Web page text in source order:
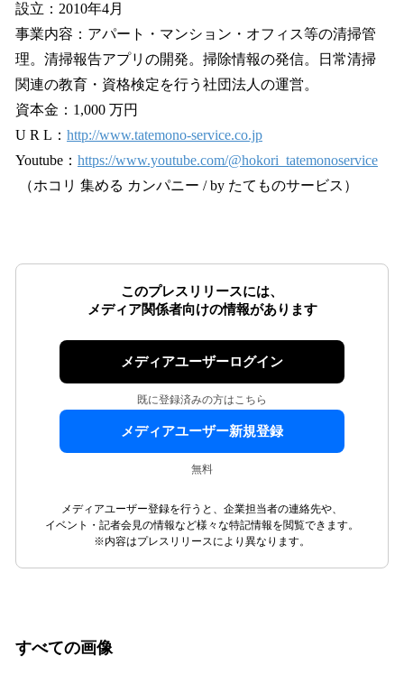
設立：2010年4月
事業内容：アパート・マンション・オフィス等の清掃管
理。清掃報告アプリの開発。掃除情報の発信。日常清掃
関連の教育・資格検定を行う社団法人の運営。
資本金：1,000 万円
U R L： http://www.tatemono-service.co.jp
Youtube： https://www.youtube.com/@hokori_tatemonoservice
（ホコリ 集める カンパニー / by たてものサービス）
このプレスリリースには、
メディア関係者向けの情報があります
メディアユーザーログイン
既に登録済みの方はこちら
メディアユーザー新規登録
無料
メディアユーザー登録を行うと、企業担当者の連絡先や、
イベント・記者会見の情報など様々な特記情報を閲覧できます。
※内容はプレスリリースにより異なります。
すべての画像